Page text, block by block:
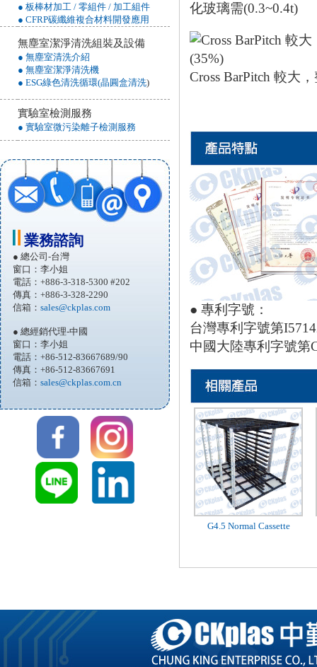
● 板棒材加工 / 零組件 / 加工組件
● CFRP碳纖維複合材料開發應用
無塵室潔淨清洗組裝及設備
● 無塵室清洗介紹
● 無塵室潔淨清洗機
● ESG綠色清洗循環(晶圓盒清洗)
實驗室檢測服務
● 實驗室微污染離子檢測服務
業務諮詢
● 總公司-台灣
窗口：李小姐
電話：+886-3-318-5300 #202
傳真：+886-3-328-2290
信箱： sales@ckplas.com
● 總經銷代理-中國
窗口：李小姐
電話：+86-512-83667689/90
傳真：+86-512-83667691
信箱： sales@ckplas.com.cn
化玻璃需(0.3~0.4t)
Cross BarPitch 較大
● 專利字號：
台灣專利字號第
中國大陸專利字號第
G4.5 Normal Cassette